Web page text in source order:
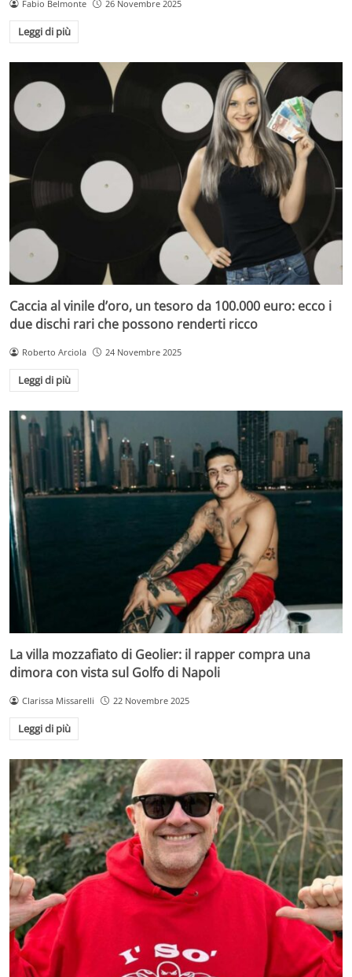
Fabio Belmonte 26 Novembre 2025
Leggi di più
Caccia al vinile d’oro, un tesoro da 100.000 euro: ecco i
due dischi rari che possono renderti ricco
Roberto Arciola 24 Novembre 2025
Leggi di più
La villa mozzafiato di Geolier: il rapper compra una
dimora con vista sul Golfo di Napoli
Clarissa Missarelli 22 Novembre 2025
Leggi di più